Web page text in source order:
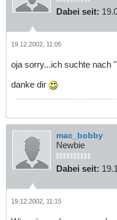
Dabei seit:
19.12.2002, 11:05
oja sorry...ich suchte nach
danke dir
mac_bobby
Newbie
Dabei seit:
19.12.2002, 11:15